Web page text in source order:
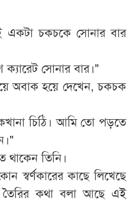
একটা চকচকে সোনার বার
ক্যারেট সোনার বার।"
অবাক হয়ে দেখেন, চকচক
চিঠি। আমি তো পড়তে
থাকেন তিনি।
স্বর্ণকারের কাছে লিখেছে
তৈরির কথা বলা আছে এই